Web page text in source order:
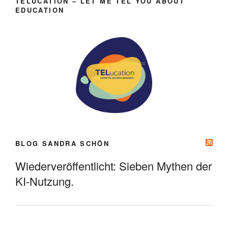
EDUCATION
BLOG SANDRA SCHÖN
Wiederveröffentlicht: Sieben Mythen der
KI-Nutzung.